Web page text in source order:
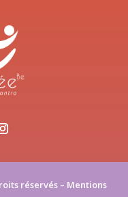
réservés – Mentions